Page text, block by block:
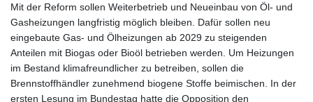
Mit der Reform sollen Weiterbetrieb und Neueinbau von Öl- und
Gasheizungen langfristig möglich bleiben. Dafür sollen neu
eingebaute Gas- und Ölheizungen ab 2029 zu steigenden
Anteilen mit Biogas oder Bioöl betrieben werden. Um Heizungen
im Bestand klimafreundlicher zu betreiben, sollen die
Brennstoffhändler zunehmend biogene Stoffe beimischen. In der
ersten Lesung im Bundestag hatte die Opposition den